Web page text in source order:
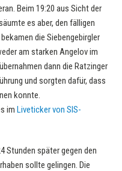
Beim 19:20 aus Sicht der
es aber, den fälligen
die Siebengebirgler
am starken Angelov im
dann die Ratzinger
und sorgten dafür, dass
konnte.
im Liveticker von SIS-
Stunden später gegen den
sollte gelingen. Die